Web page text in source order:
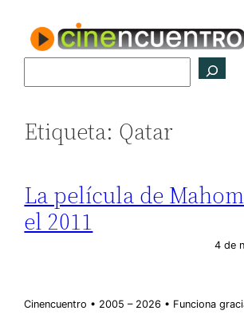
contenido
Etiqueta: Qatar
La película de
el 2011
4 de
Cinencuentro • 2005 – 2026 • Funciona